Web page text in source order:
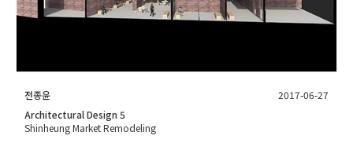
전종윤
2017-06-27
Architectural Design 5
Shinheung Market Remodeling